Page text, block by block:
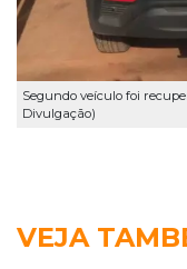
Segundo veículo foi
Divulgação)
VEJA